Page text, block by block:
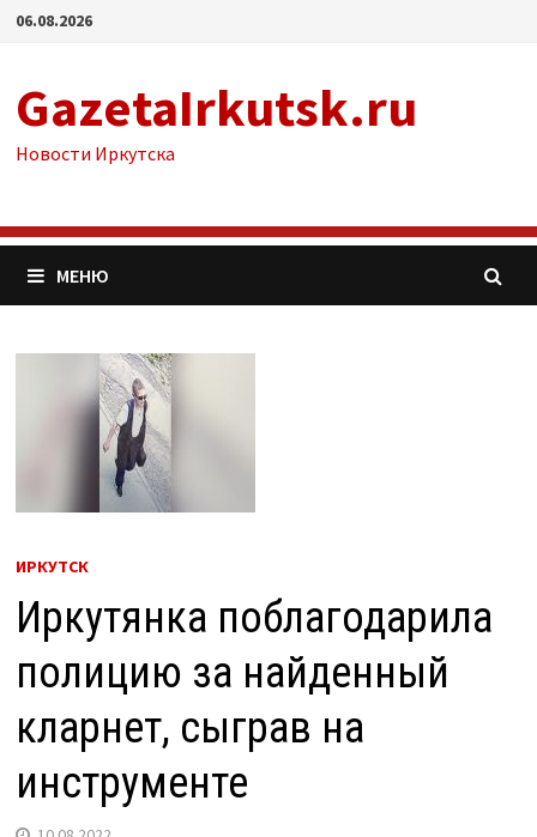
Перейти
06.08.2026
GazetaIrkutsk.ru
Новости Иркутска
МЕНЮ
ИРКУТСК
Иркутянка поблагодарила
полицию за найденный
кларнет, сыграв на
инструменте